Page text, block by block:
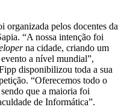
organizada pelos docentes da
“A nossa intenção foi
na cidade, criando um
a nível mundial”,
disponibilizou toda a sua
“Oferecemos todo o
que a maioria foi
de Informática”.